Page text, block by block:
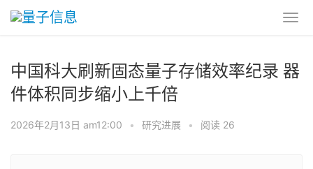
中国科大刷新固态量子存储效率纪录 器
件体积同步缩小上千倍
2026年2月13日 am12:00 • 研究进展 • 阅读 26